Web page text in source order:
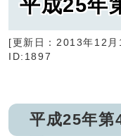
平成25年
[更新日： 2013年12月
ID:1897
平成25年第